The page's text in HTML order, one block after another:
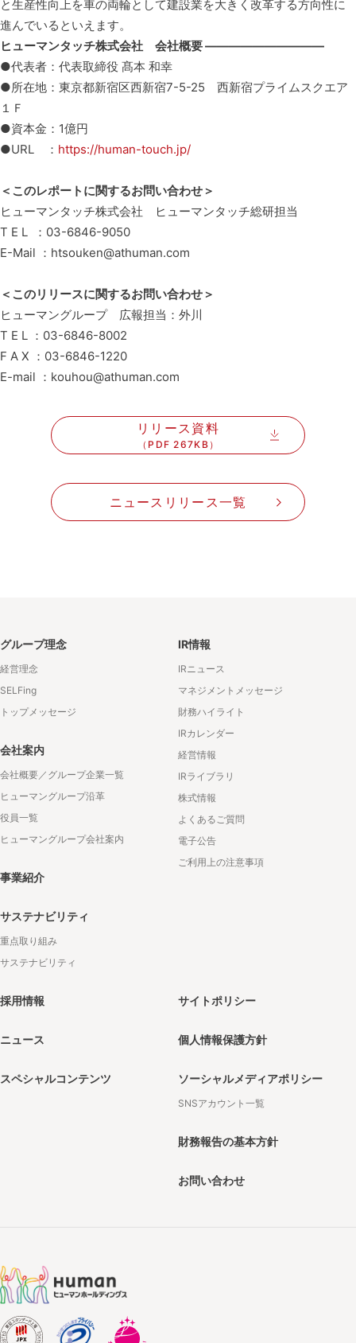
と生産性向上を車の両輪として建設業を大きく改革する方向性に
進んでいるといえます。
ヒューマンタッチ株式会社 会社概要 ——————————
●代表者：代表取締役 髙本 和幸
●所在地：東京都新宿区西新宿7-5-25 西新宿プライムスクエア
１Ｆ
●資本金：1億円
●URL ： https://human-touch.jp/
＜このレポートに関するお問い合わせ＞
ヒューマンタッチ株式会社 ヒューマンタッチ総研担当
T E L ：03-6846-9050
E-Mail ：htsouken@athuman.com
＜このリリースに関するお問い合わせ＞
ヒューマングループ 広報担当：外川
T E L ：03-6846-8002
F A X ：03-6846-1220
E-mail ：kouhou@athuman.com
リリース資料
（PDF 267KB）
ニュースリリース一覧
グループ理念
経営理念
SELFing
トップメッセージ
会社案内
会社概要／グループ企業一覧
ヒューマングループ沿革
役員一覧
ヒューマングループ会社案内
事業紹介
サステナビリティ
重点取り組み
サステナビリティ
IR情報
IRニュース
マネジメントメッセージ
財務ハイライト
IRカレンダー
経営情報
IRライブラリ
株式情報
よくあるご質問
電子公告
ご利用上の注意事項
採用情報
ニュース
スペシャルコンテンツ
サイトポリシー
個人情報保護方針
ソーシャルメディアポリシー
SNSアカウント一覧
財務報告の基本方針
お問い合わせ